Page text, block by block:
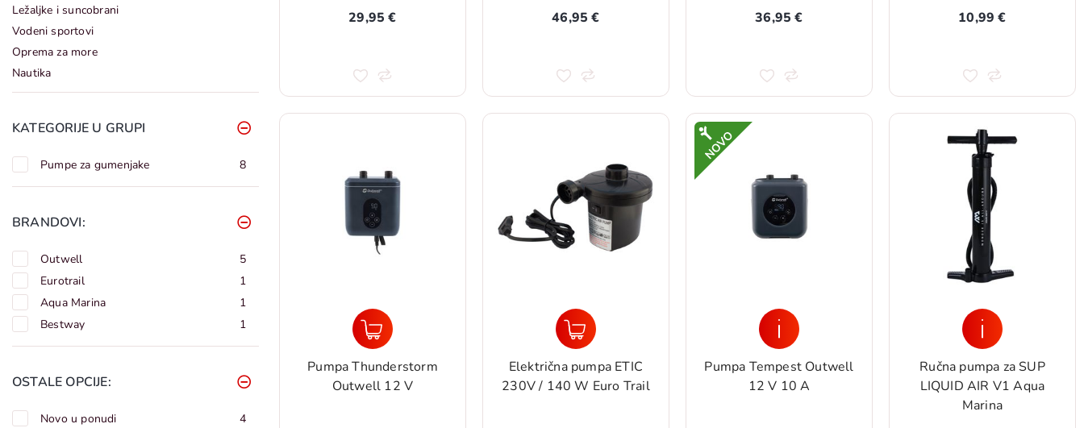
Ležaljke i suncobrani
Vodeni sportovi
Oprema za more
Nautika
KATEGORIJE U GRUPI
Pumpe za gumenjake 8
BRANDOVI:
Outwell
5
Eurotrail
1
Aqua Marina
1
Bestway
1
OSTALE OPCIJE:
Novo u ponudi 4
29,95 €
46,95 € 36,95 € 10,99 €
Pumpa Thunderstorm
Outwell 12 V
Električna pumpa ETIC
230V / 140 W Euro Trail
Pumpa Tempest Outwell
12 V 10 A
Ručna pumpa za SUP
LIQUID AIR V1 Aqua
Marina